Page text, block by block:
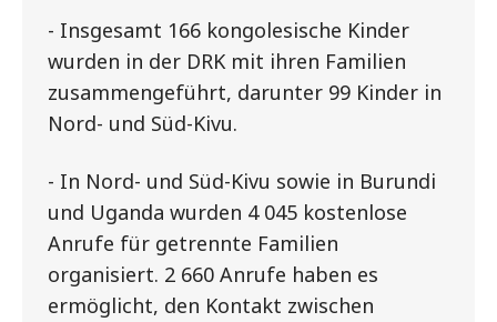
- Insgesamt 166 kongolesische Kinder
wurden in der DRK mit ihren Familien
zusammengeführt, darunter 99 Kinder in
Nord- und Süd-Kivu.
- In Nord- und Süd-Kivu sowie in Burundi
und Uganda wurden 4 045 kostenlose
Anrufe für getrennte Familien
organisiert. 2 660 Anrufe haben es
ermöglicht, den Kontakt zwischen